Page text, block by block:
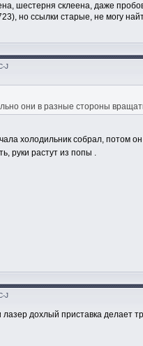
шестерня склеена, даже
но ссылки старые, не могу
J
они в разные стороны
холодильник собрал, потом он
руки растут из попы .
J
дохлый приставка делает